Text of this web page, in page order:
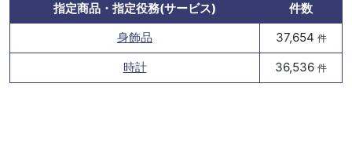
指定商品・指定役務(サービス)
件数
身飾品
37,654 件
時計 36,536 件